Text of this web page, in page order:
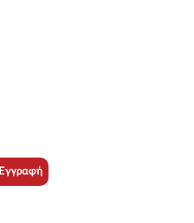
Εγγραφή